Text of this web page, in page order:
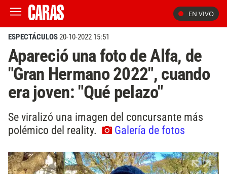
EN VIVO
ESPECTÁCULOS20-10-2022 15:51
Apareció una foto de Alfa, de
"Gran Hermano 2022", cuando
era joven: "Qué pelazo"
Se viralizó una imagen del concursante más
polémico del reality.
Galería de fotos